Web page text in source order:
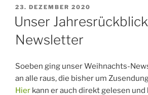
die
Zukunft!“
VERÖFFENTLICHT
AM
23. DEZEMBER 2020
Unser
Newsletter
Soeben ging unser Weihnachts-
an alle raus, die bisher um
Hier kann er auch direkt gelesen und